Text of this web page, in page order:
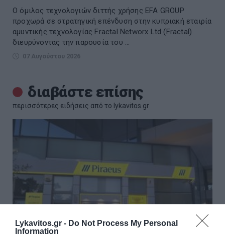
Lykavitos.gr - Do Not Process My Personal
Information
Ο όμιλος τεχνολογιών διττής χρήσης EFA GROUP
προχωρά σε στρατηγική επένδυση στην κυπριακή εταιρία
αμυντικής τεχνολογίας Fractal Networx Ltd (Fractal)
διευρύνοντας την παρουσία του ...
07 Αυγούστου 2026
διαβάστε επίσης
περισσότερες ειδήσεις από το lykavitos.gr